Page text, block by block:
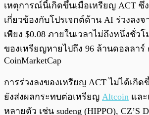
เหตุการณ์นี้เกิดขึ้นเมื่อเหรียญ ACT ซึ่
เกี่ยวข้องกับโปรเจกต์ด้าน AI ร่วงลงจ
เพียง $0.08 ภายในเวลาไม่ถึงหนึ่งชั่ว
ของเหรียญหายไปถึง 96 ล้านดอลลา
CoinMarketCap
การร่วงลงของเหรียญ ACT ไม่ได้เกิด
ยังส่งผลกระทบต่อเหรียญ Altcoin แล
หลายตัว เช่น sudeng (HIPPO), CZ’S